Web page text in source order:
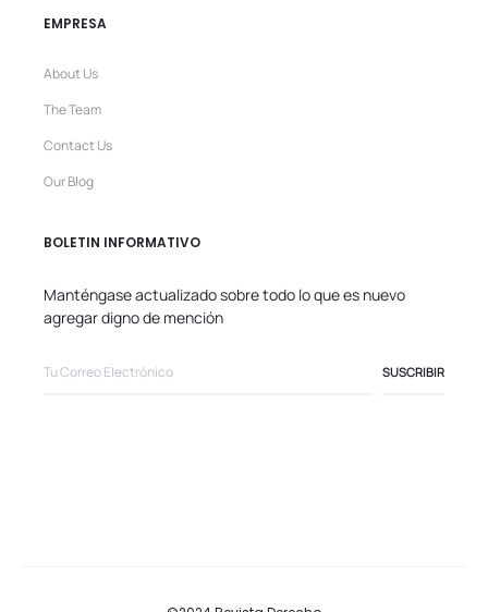
EMPRESA
About Us
The Team
Contact Us
Our Blog
BOLETIN INFORMATIVO
Manténgase actualizado sobre todo lo que es nuevo
agregar digno de mención